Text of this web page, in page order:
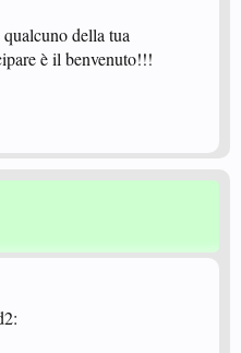
della tua
è il benvenuto!!!